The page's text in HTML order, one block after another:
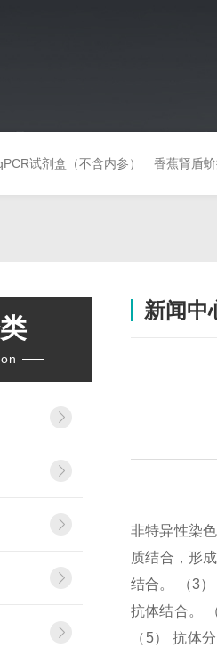
试剂盒（不含内参） 香蕉肾盾
新闻中
非特异性染
质结合，形
结合。 （3
抗体结合。
（5） 抗体